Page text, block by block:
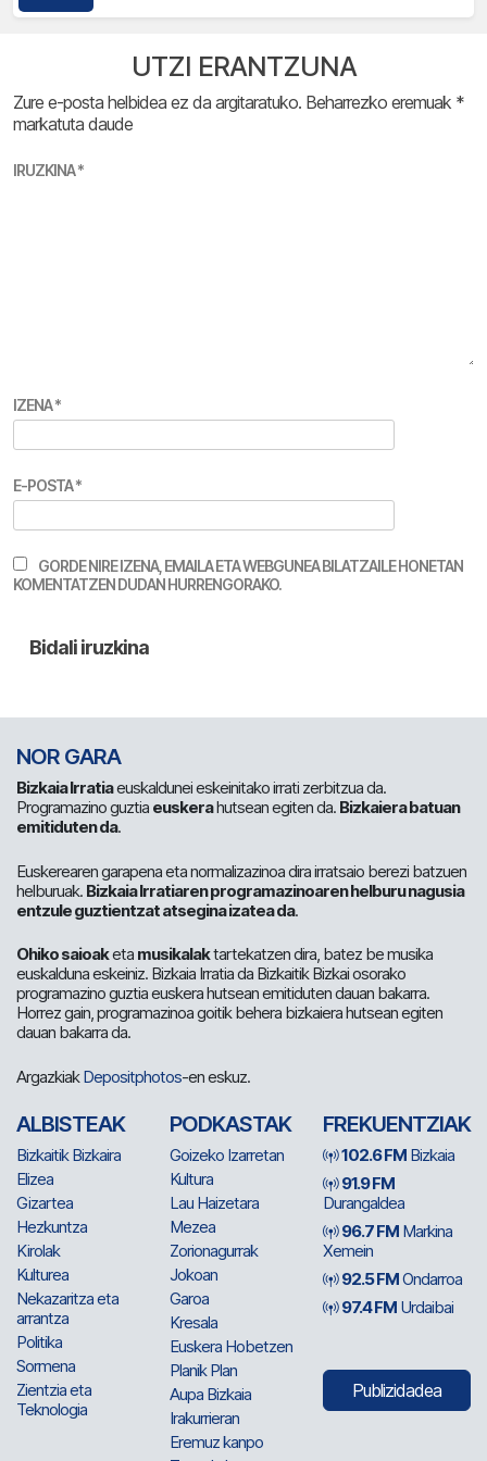
UTZI ERANTZUNA
Zure e-posta helbidea ez da argitaratuko. Beharrezko eremuak *
markatuta daude
IRUZKINA*
IZENA*
E-POSTA*
GORDE NIRE IZENA, EMAILA ETA WEBGUNEA BILATZAILE HONETAN
KOMENTATZEN DUDAN HURRENGORAKO.
NOR GARA
Bizkaia Irratiaeuskaldunei eskeinitako irrati zerbitzua da.
Programazino guztia euskerahutsean egiten da. Bizkaiera batuan
emitiduten da.
Euskerearen garapena eta normalizazinoa dira irratsaio berezi batzuen
helburuak. Bizkaia Irratiaren programazinoaren helburu nagusia
entzule guztientzat atsegina izatea da.
Ohiko saioaketa musikalaktartekatzen dira, batez be musika
euskalduna eskeiniz. Bizkaia Irratia da Bizkaitik Bizkai osorako
programazino guztia euskera hutsean emitiduten dauan bakarra.
Horrez gain, programazinoa goitik behera bizkaiera hutsean egiten
dauan bakarra da.
ArgazkiakDepositphotos-en eskuz.
ALBISTEAK
Bizkaitik Bizkaira
Elizea
Gizartea
Hezkuntza
Kirolak
Kulturea
Nekazaritza eta
arrantza
Politika
Sormena
Zientzia eta
Teknologia
PODKASTAK
Goizeko Izarretan
Kultura
Lau Haizetara
Mezea
Zorionagurrak
Jokoan
Garoa
Kresala
Euskera Hobetzen
Planik Plan
Aupa Bizkaia
Irakurrieran
Eremuz kanpo
FREKUENTZIAK
102.6 FM Bizkaia
91.9 FM
Durangaldea
96.7 FM Markina
Xemein
92.5 FMOndarroa
97.4 FM Urdaibai
Publizidadea